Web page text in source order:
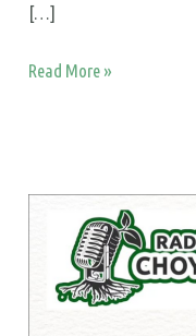
[…]
Read More »